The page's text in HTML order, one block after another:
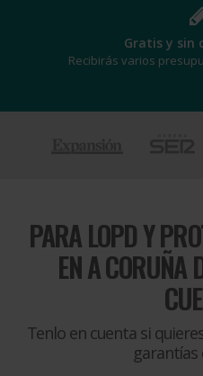
¡Al
Te beneficiarás de
PARALOPD Y
EN A CORUÑA
Tenlo en cuenta si
garantías